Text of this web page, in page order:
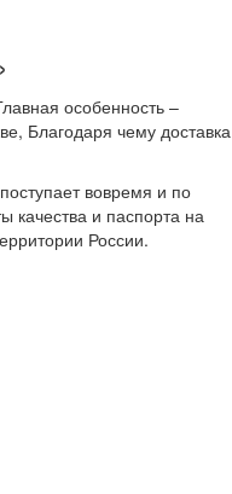
особенность –
Благодаря чему доставка
вовремя и по
качества и паспорта на
России.